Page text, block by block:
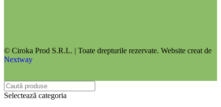
© Ciroka Prod S.R.L. | Toate drepturile rezervate. Website creat de
Nextway
Selectează categoria